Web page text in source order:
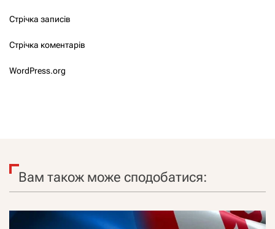
Стрічка записів
Стрічка коментарів
WordPress.org
Вам також може сподобатися: